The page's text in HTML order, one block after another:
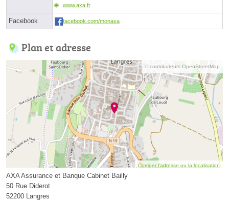
www.axa.fr
Facebook facebook.com/monaxa
Plan et adresse
© contributeurs OpenStreetMap
Corriger l’adresse ou la localisation
AXA Assurance et Banque Cabinet Bailly
50 Rue Diderot
52200 Langres